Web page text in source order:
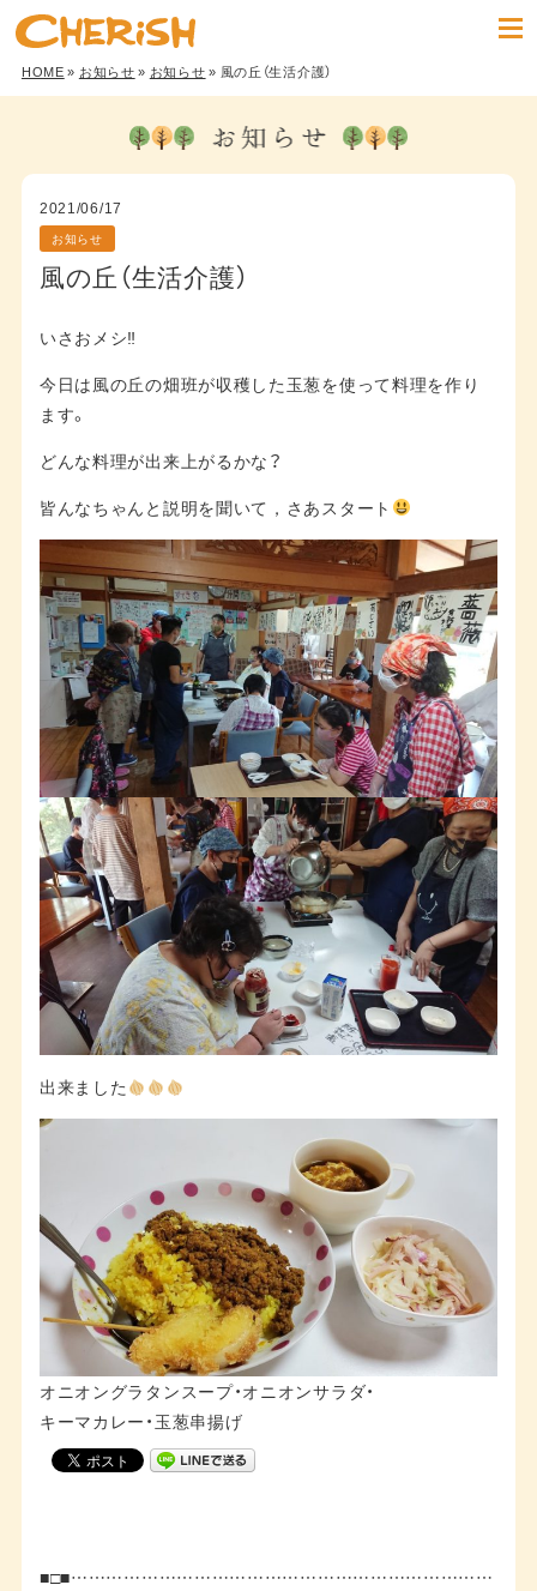
HOME» お知らせ» お知らせ» 風の丘（生活介護）
2021/06/17
お知らせ
風の丘（生活介護）
いさおメシ‼︎
今日は風の丘の畑班が収穫した玉葱を使って料理を作り
ます。
どんな料理が出来上がるかな？
皆んなちゃんと説明を聞いて，さあスタート
出来ました
オニオングラタンスープ・オニオンサラダ・
キーマカレー・玉葱串揚げ
■□■………………………………………………………………